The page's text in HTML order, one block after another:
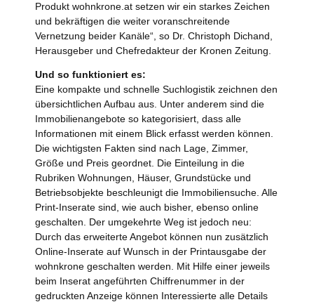
Produkt wohnkrone.at setzen wir ein starkes Zeichen
und bekräftigen die weiter voranschreitende
Vernetzung beider Kanäle“, so Dr. Christoph Dichand,
Herausgeber und Chefredakteur der Kronen Zeitung.
Und so funktioniert es:
Eine kompakte und schnelle Suchlogistik zeichnen den
übersichtlichen Aufbau aus. Unter anderem sind die
Immobilienangebote so kategorisiert, dass alle
Informationen mit einem Blick erfasst werden können.
Die wichtigsten Fakten sind nach Lage, Zimmer,
Größe und Preis geordnet. Die Einteilung in die
Rubriken Wohnungen, Häuser, Grundstücke und
Betriebsobjekte beschleunigt die Immobiliensuche. Alle
Print-Inserate sind, wie auch bisher, ebenso online
geschalten. Der umgekehrte Weg ist jedoch neu:
Durch das erweiterte Angebot können nun zusätzlich
Online-Inserate auf Wunsch in der Printausgabe der
wohnkrone geschalten werden. Mit Hilfe einer jeweils
beim Inserat angeführten Chiffrenummer in der
gedruckten Anzeige können Interessierte alle Details